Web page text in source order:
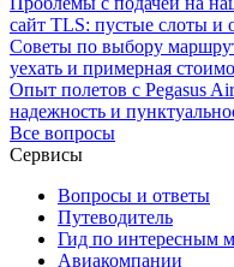
сайт TLS: пустые слоты и
Советы по выбору
уехать и примерная
Опыт полетов с Pegasus
надежность и
Все вопросы
Сервисы
Вопросы и ответы
Путеводитель
Гид по интересным
Авиакомпании